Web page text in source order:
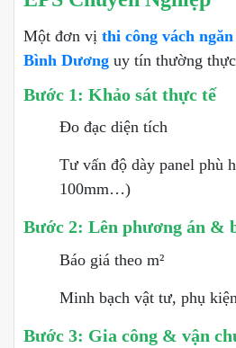
Một đơn vị thi công vách
Bình Dương uy tín thường
Bước 1: Khảo sát thực tế
Đo đạc diện tích
Tư vấn độ dày panel phù
100mm…)
Bước 2: Lên phương án &
Báo giá theo m²
Minh bạch vật tư, phụ
Bước 3: Gia công & vận